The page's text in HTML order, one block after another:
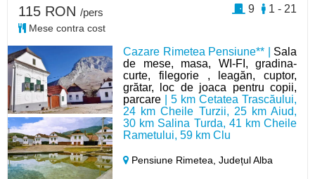
Cazare Rimetea Pensiune** | Sala
de mese, masa, WI-FI, gradina-
curte, filegorie , leagăn, cuptor,
grătar, loc de joaca pentru copii,
parcare | 5 km Cetatea Trascăului,
24 km Cheile Turzii, 25 km Aiud,
30 km Salina Turda, 41 km Cheile
Rametului, 59 km Clu
Pensiune Rimetea,Județul Alba
115 RON /pers
Mese contra cost
1 - 21
9